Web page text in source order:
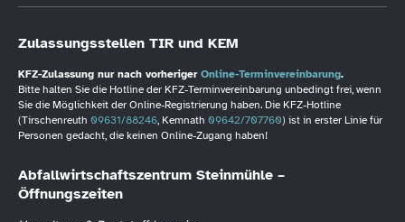
Zulassungsstellen TIR und KEM
KFZ-Zulassung nur nach vorheriger Online-Terminvereinbarung.
Bitte halten Sie die Hotline der KFZ-Terminvereinbarung unbedingt frei, wenn
Sie die Möglichkeit der Online-Registrierung haben. Die KFZ-Hotline
(Tirschenreuth 09631/88246, Kemnath 09642/707760) ist in erster Linie für
Personen gedacht, die keinen Online-Zugang haben!
Abfallwirtschaftszentrum Steinmühle –
Öffnungszeiten